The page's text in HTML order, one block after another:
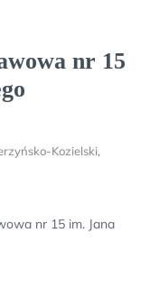
nr 15
Kozielski,
nr 15 im. Jana